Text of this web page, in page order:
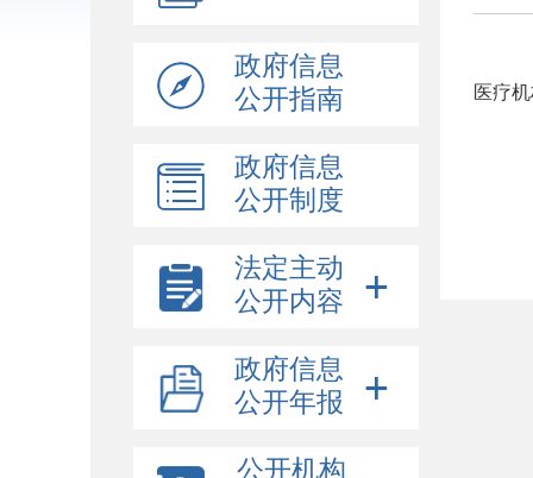
政府信息
公开指南
政府信息
公开制度
法定主动
公开内容
政府信息
公开年报
公开机构
医疗